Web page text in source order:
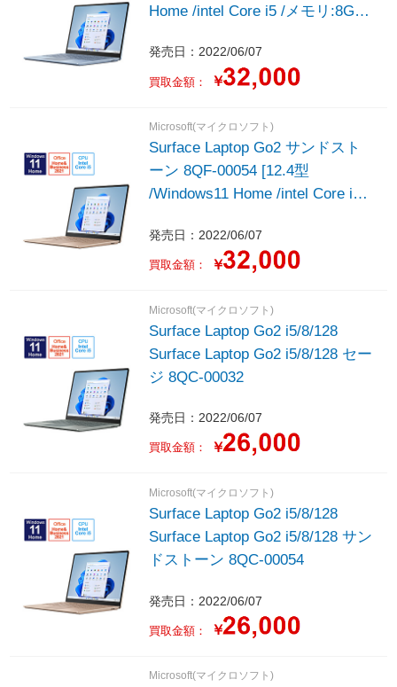
Home /intel Core i5 /メモリ:8GB
発売日：2022/06/07
買取金額： ￥
Microsoft(マイクロソフト)
Surface Laptop Go2 サンドスト
ーン 8QF-00054 [12.4型
/Windows11 Home /intel Core i5 /
モデル]
発売日：2022/06/07
買取金額： ￥
Microsoft(マイクロソフト)
Surface Laptop Go2 i5/8/128
Surface Laptop Go2 i5/8/128 セー
ジ 8QC-00032
発売日：2022/06/07
買取金額： ￥
Microsoft(マイクロソフト)
Surface Laptop Go2 i5/8/128
Surface Laptop Go2 i5/8/128 サン
ドストーン 8QC-00054
発売日：2022/06/07
買取金額： ￥
Microsoft(マイクロソフト)